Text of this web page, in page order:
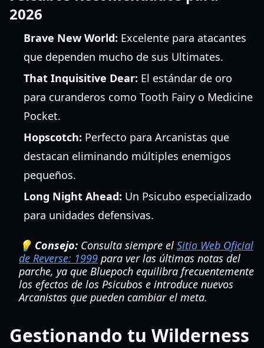
2026
Brave New World: Excelente para atacantes
que dependen mucho de sus Ultimates.
That Inquisitive Dear: El estándar de oro
para curanderos como Tooth Fairy o Medicine
Pocket.
Hopscotch: Perfecto para Arcanistas que
destacan eliminando múltiples enemigos
pequeños.
Long Night Ahead: Un Psicubo especializado
para unidades defensivas.
💡 Consejo: Consulta siempre el Sitio Web Oficial
de Reverse: 1999 para ver las últimas notas del
parche, ya que Bluepoch equilibra frecuentemente
los efectos de los Psicubos e introduce nuevos
Arcanistas que pueden cambiar el meta.
Gestionando tu Wilderness